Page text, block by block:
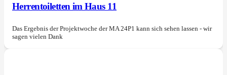
Herrentoiletten im Haus 11
Das Ergebnis der Projektwoche der MA 24P1 kann sich sehen lassen - wir
sagen vielen Dank